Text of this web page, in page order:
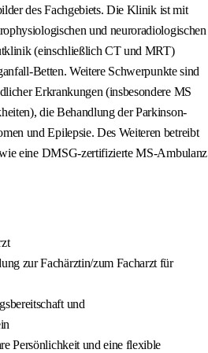
des Fachgebiets. Die Klinik ist mit
und neuroradiologischen
(einschließlich CT und MRT)
Betten. Weitere Schwerpunkte sind
Erkrankungen (insbesondere MS
die Behandlung der Parkinson-
und Epilepsie. Des Weiteren betreibt
eine DMSG-zertifizierte MS-Ambulanz
zur Fachärztin/zum Facharzt für
und
Persönlichkeit und eine flexible